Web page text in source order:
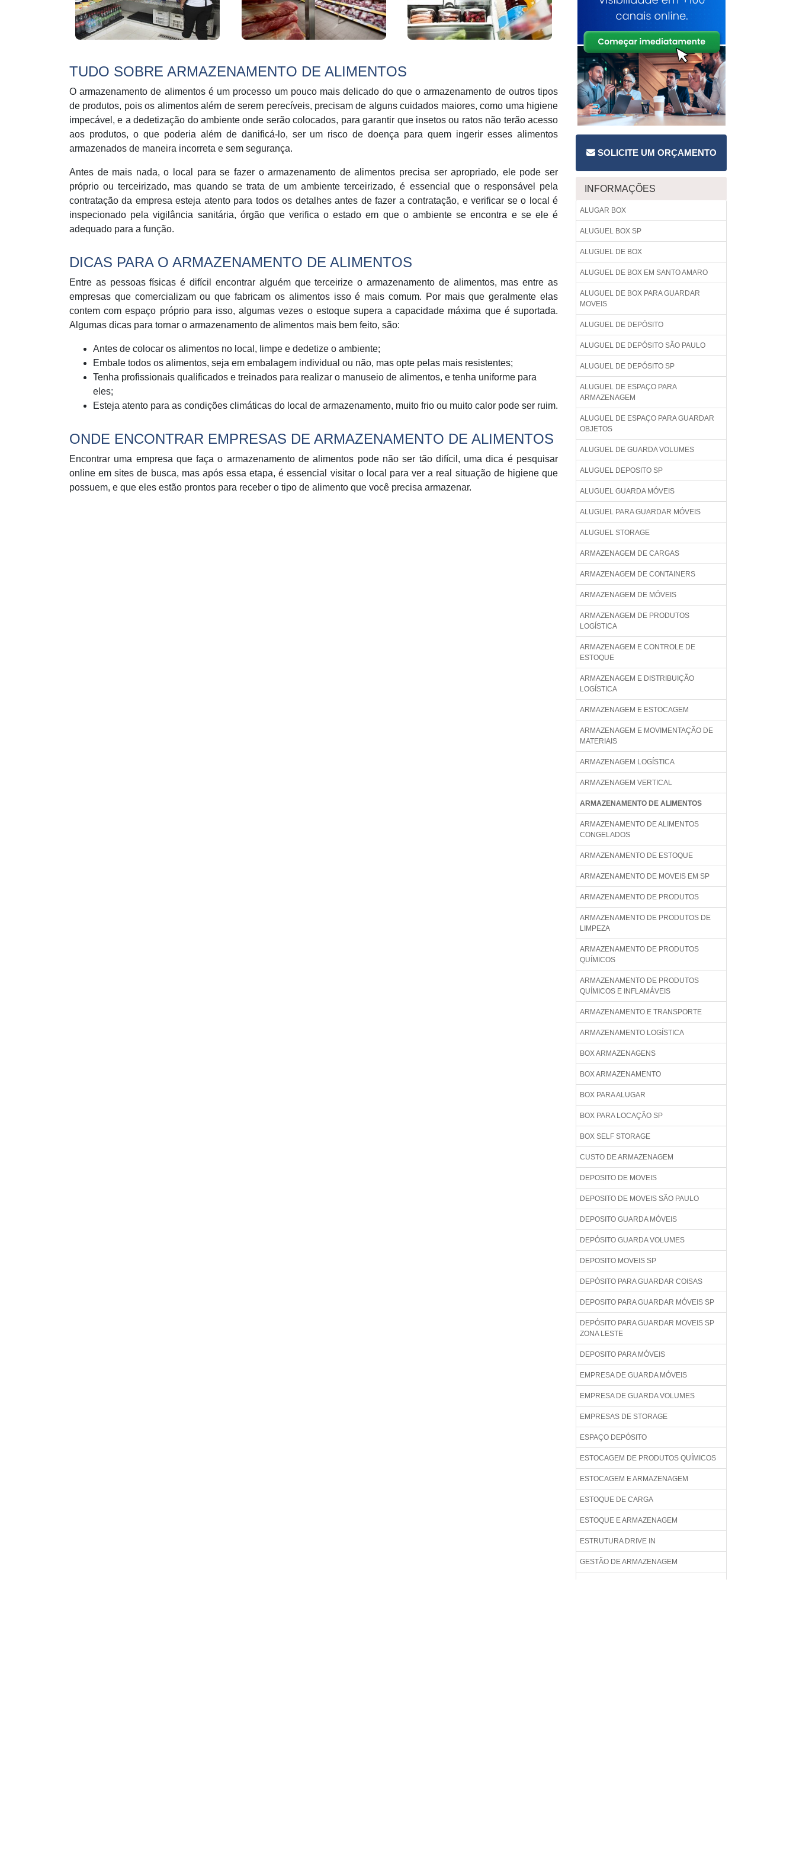
TUDO SOBRE ARMAZENAMENTO DE ALIMENTOS
O armazenamento de alimentos é um processo um pouco mais delicado do que o armazenamento de outros tipos
de produtos, pois os alimentos além de serem perecíveis, precisam de alguns cuidados maiores, como uma higiene
impecável, e a dedetização do ambiente onde serão colocados, para garantir que insetos ou ratos não terão acesso
aos produtos, o que poderia além de danificá-lo, ser um risco de doença para quem ingerir esses alimentos
armazenados de maneira incorreta e sem segurança.
Antes de mais nada, o local para se fazer o armazenamento de alimentos precisa ser apropriado, ele pode ser
próprio ou terceirizado, mas quando se trata de um ambiente terceirizado, é essencial que o responsável pela
contratação da empresa esteja atento para todos os detalhes antes de fazer a contratação, e verificar se o local é
inspecionado pela vigilância sanitária, órgão que verifica o estado em que o ambiente se encontra e se ele é
adequado para a função.
DICAS PARA O ARMAZENAMENTO DE ALIMENTOS
Entre as pessoas físicas é difícil encontrar alguém que terceirize o armazenamento de alimentos, mas entre as
empresas que comercializam ou que fabricam os alimentos isso é mais comum. Por mais que geralmente elas
contem com espaço próprio para isso, algumas vezes o estoque supera a capacidade máxima que é suportada.
Algumas dicas para tornar o armazenamento de alimentos mais bem feito, são:
Antes de colocar os alimentos no local, limpe e dedetize o ambiente;
Embale todos os alimentos, seja em embalagem individual ou não, mas opte pelas mais resistentes;
Tenha profissionais qualificados e treinados para realizar o manuseio de alimentos, e tenha uniforme para
eles;
Esteja atento para as condições climáticas do local de armazenamento, muito frio ou muito calor pode ser ruim.
ONDE ENCONTRAR EMPRESAS DE ARMAZENAMENTO DE ALIMENTOS
Encontrar uma empresa que faça o armazenamento de alimentos pode não ser tão difícil, uma dica é pesquisar
online em sites de busca, mas após essa etapa, é essencial visitar o local para ver a real situação de higiene que
possuem, e que eles estão prontos para receber o tipo de alimento que você precisa armazenar.
SOLICITE UM ORÇAMENTO
INFORMAÇÕES
ALUGAR BOX
ALUGUEL BOX SP
ALUGUEL DE BOX
ALUGUEL DE BOX EM SANTO AMARO
ALUGUEL DE BOX PARA GUARDAR
MOVEIS
ALUGUEL DE DEPÓSITO
ALUGUEL DE DEPÓSITO SÃO PAULO
ALUGUEL DE DEPÓSITO SP
ALUGUEL DE ESPAÇO PARA
ARMAZENAGEM
ALUGUEL DE ESPAÇO PARA GUARDAR
OBJETOS
ALUGUEL DE GUARDA VOLUMES
ALUGUEL DEPOSITO SP
ALUGUEL GUARDA MÓVEIS
ALUGUEL PARA GUARDAR MÓVEIS
ALUGUEL STORAGE
ARMAZENAGEM DE CARGAS
ARMAZENAGEM DE CONTAINERS
ARMAZENAGEM DE MÓVEIS
ARMAZENAGEM DE PRODUTOS
LOGÍSTICA
ARMAZENAGEM E CONTROLE DE
ESTOQUE
ARMAZENAGEM E DISTRIBUIÇÃO
LOGÍSTICA
ARMAZENAGEM E ESTOCAGEM
ARMAZENAGEM E MOVIMENTAÇÃO DE
MATERIAIS
ARMAZENAGEM LOGÍSTICA
ARMAZENAGEM VERTICAL
ARMAZENAMENTO DE ALIMENTOS
ARMAZENAMENTO DE ALIMENTOS
CONGELADOS
ARMAZENAMENTO DE ESTOQUE
ARMAZENAMENTO DE MOVEIS EM SP
ARMAZENAMENTO DE PRODUTOS
ARMAZENAMENTO DE PRODUTOS DE
LIMPEZA
ARMAZENAMENTO DE PRODUTOS
QUÍMICOS
ARMAZENAMENTO DE PRODUTOS
QUÍMICOS E INFLAMÁVEIS
ARMAZENAMENTO E TRANSPORTE
ARMAZENAMENTO LOGÍSTICA
BOX ARMAZENAGENS
BOX ARMAZENAMENTO
BOX PARA ALUGAR
BOX PARA LOCAÇÃO SP
BOX SELF STORAGE
CUSTO DE ARMAZENAGEM
DEPOSITO DE MOVEIS
DEPOSITO DE MOVEIS SÃO PAULO
DEPOSITO GUARDA MÓVEIS
DEPÓSITO GUARDA VOLUMES
DEPOSITO MOVEIS SP
DEPÓSITO PARA GUARDAR COISAS
DEPOSITO PARA GUARDAR MÓVEIS SP
DEPÓSITO PARA GUARDAR MOVEIS SP
ZONA LESTE
DEPOSITO PARA MÓVEIS
EMPRESA DE GUARDA MÓVEIS
EMPRESA DE GUARDA VOLUMES
EMPRESAS DE STORAGE
ESPAÇO DEPÓSITO
ESTOCAGEM DE PRODUTOS QUÍMICOS
ESTOCAGEM E ARMAZENAGEM
ESTOQUE DE CARGA
ESTOQUE E ARMAZENAGEM
ESTRUTURA DRIVE IN
GESTÃO DE ARMAZENAGEM